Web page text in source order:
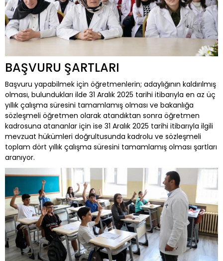
BAŞVURU ŞARTLARI
Başvuru yapabilmek için öğretmenlerin; adaylığının kaldırılmış
olması, bulundukları ilde 31 Aralık 2025 tarihi itibarıyla en az üç
yıllık çalışma süresini tamamlamış olması ve bakanlığa
sözleşmeli öğretmen olarak atandıktan sonra öğretmen
kadrosuna atananlar için ise 31 Aralık 2025 tarihi itibarıyla ilgili
mevzuat hükümleri doğrultusunda kadrolu ve sözleşmeli
toplam dört yıllık çalışma süresini tamamlamış olması şartları
aranıyor.